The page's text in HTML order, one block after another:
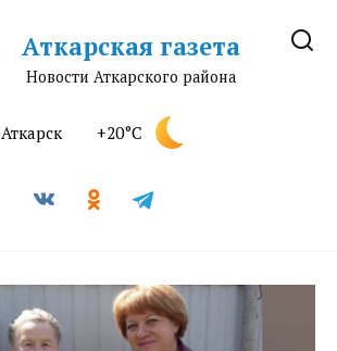
Аткарская газета
Новости Аткарского района
Аткарск +20°C